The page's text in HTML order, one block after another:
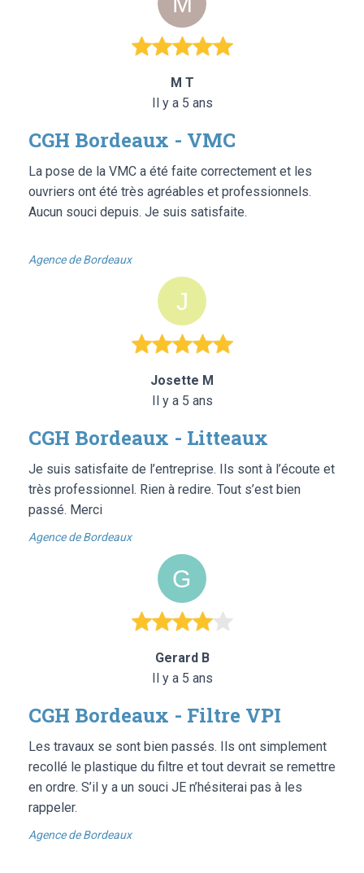
M T
Il y a 5 ans
CGH Bordeaux - VMC
La pose de la VMC a été faite correctement et les
ouvriers ont été très agréables et professionnels.
Aucun souci depuis. Je suis satisfaite.
Agence de Bordeaux
Josette M
Il y a 5 ans
CGH Bordeaux - Litteaux
Je suis satisfaite de l’entreprise. Ils sont à l’écoute et
très professionnel. Rien à redire. Tout s’est bien
passé. Merci
Agence de Bordeaux
Gerard B
Il y a 5 ans
CGH Bordeaux - Filtre VPI
Les travaux se sont bien passés. Ils ont simplement
recollé le plastique du filtre et tout devrait se remettre
en ordre. S’il y a un souci JE n’hésiterai pas à les
rappeler.
Agence de Bordeaux